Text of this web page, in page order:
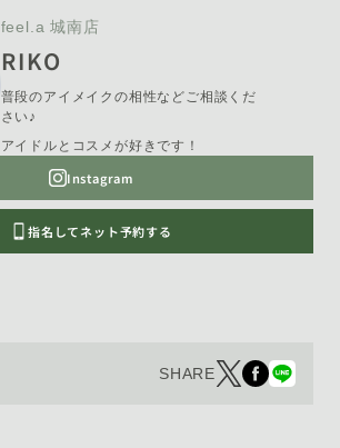
feel.a 城南店
RIKO
普段のアイメイクの相性などご相談くだ
さい♪
アイドルとコスメが好きです！
Instagram
指名してネット予約する
SHARE